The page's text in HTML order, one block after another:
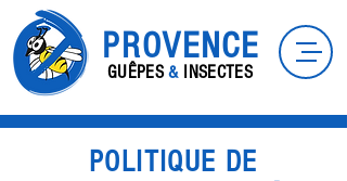
PROVENCE
GUÊPES& INSECTES
POLITIQUE DE